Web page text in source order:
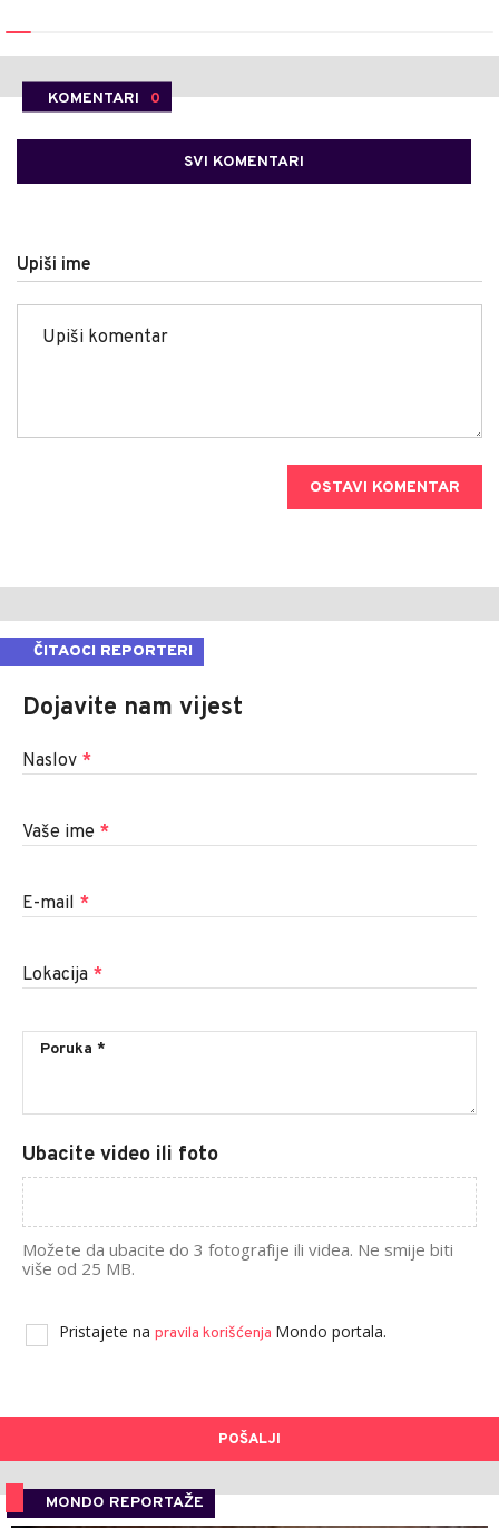
KOMENTARI 0
SVI KOMENTARI
Upiši ime
OSTAVI KOMENTAR
ČITAOCI REPORTERI
Dojavite nam vijest
Naslov *
Vaše ime *
E-mail *
Lokacija *
Ubacite video ili foto
Možete da ubacite do 3 fotografije ili videa. Ne smije biti
više od 25 MB.
Pristajete na pravila korišćenja Mondo portala.
POŠALJI
MONDO REPORTAŽE